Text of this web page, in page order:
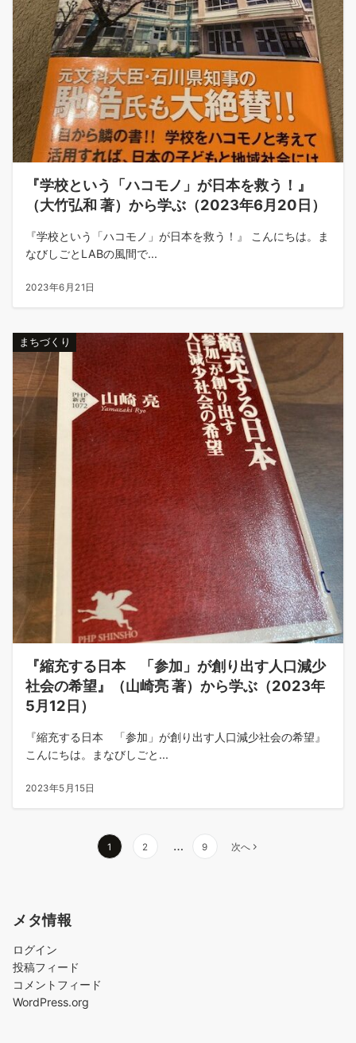
『学校という「ハコモノ」が日本を救う！』
（大竹弘和 著）から学ぶ（2023年6月20日）
『学校という「ハコモノ」が日本を救う！』 こんにちは。ま
なびしごとLABの風間で...
2023年6月21日
まちづくり
『縮充する日本 「参加」が創り出す人口減少
社会の希望』（山崎亮 著）から学ぶ（2023年
5月12日）
『縮充する日本 「参加」が創り出す人口減少社会の希望』
こんにちは。まなびしごと...
2023年5月15日
ー
送
り
1 2 … 9 次へ
メタ情報
ログイン
投稿フィード
コメントフィード
WordPress.org